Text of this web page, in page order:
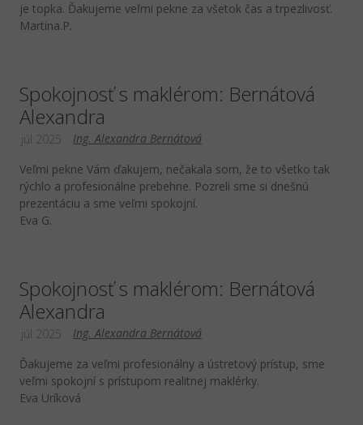
je topka. Ďakujeme veľmi pekne za všetok čas a trpezlivosť.
Martina.P.
Spokojnosť s maklérom: Bernátová
Alexandra
Ing. Alexandra Bernátová
júl 2025
Veľmi pekne Vám ďakujem, nečakala som, že to všetko tak
rýchlo a profesionálne prebehne. Pozreli sme si dnešnú
prezentáciu a sme veľmi spokojní.
Eva G.
Spokojnosť s maklérom: Bernátová
Alexandra
Ing. Alexandra Bernátová
júl 2025
Ďakujeme za veľmi profesionálny a ústretový prístup, sme
veľmi spokojní s prístupom realitnej maklérky.
Eva Uríková